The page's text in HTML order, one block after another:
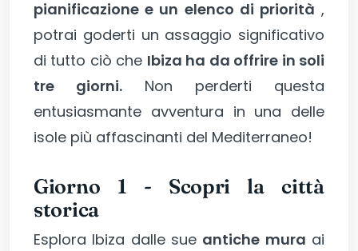
pianificazione e un elenco di priorità ,
potrai goderti un assaggio significativo
di tutto ciò che Ibiza ha da offrire in soli
tre giorni. Non perderti questa
entusiasmante avventura in una delle
isole più affascinanti del Mediterraneo!
Giorno 1 - Scopri la città
storica
Esplora Ibiza dalle sue antiche mura ai